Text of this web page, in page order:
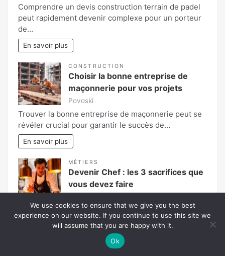
Comprendre un devis construction terrain de padel
peut rapidement devenir complexe pour un porteur
de…
En savoir plus
CONSTRUCTION
Choisir la bonne entreprise de
maçonnerie pour vos projets
Povoski
Trouver la bonne entreprise de maçonnerie peut se
révéler crucial pour garantir le succès de…
En savoir plus
MÉTIERS
Devenir Chef : les 3 sacrifices que
vous devez faire
La profession de chef cuisinier fait rêver de
nombreux passionnés de gastronomie. Pourtant,
We use cookies to ensure that we give you the best
experience on our website. If you continue to use this site we
will assume that you are happy with it.
Ok